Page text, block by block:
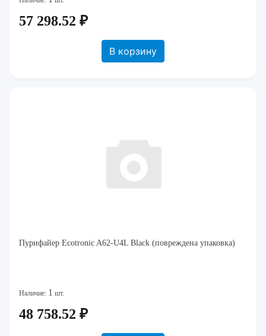
57 298.52 ₽
В корзину
Пурифайер Ecotronic A62-U4L Black (повреждена упаковка)
Наличие: 1 шт.
48 758.52 ₽